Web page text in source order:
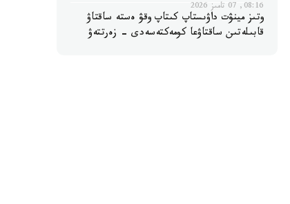
08:16, 07 تامىز 2026
وتىز مينۋت داۋىستاپ كىتاپ وقۋ ەستە ساقتاۋ
قابىلەتىن ساقتاۋعا كومەكتەسەدى - زەرتتەۋ